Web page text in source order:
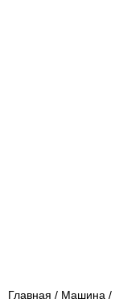
Главная / Машина /